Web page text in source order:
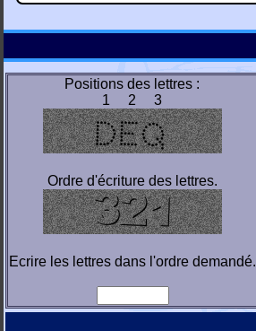
Positions des lettres :
1 2 3
Ordre d'écriture des lettres.
Ecrire les lettres dans l'ordre demandé.